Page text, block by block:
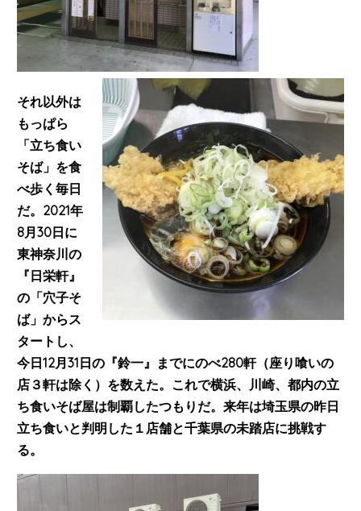
それ以外は
もっぱら
「立ち食い
そば」を食
べ歩く毎日
だ。2021年
8月30日に
東神奈川の
『日栄軒』
の「穴子そ
ば」からス
タートし、
今日12月31日の『鈴一』までにのべ280軒（座り喰いの
店３軒は除く）を数えた。これで横浜、川崎、都内の立
ち食いそば屋は制覇したつもりだ。来年は埼玉県の昨日
立ち食いと判明した１店舗と千葉県の未踏店に挑戦す
る。